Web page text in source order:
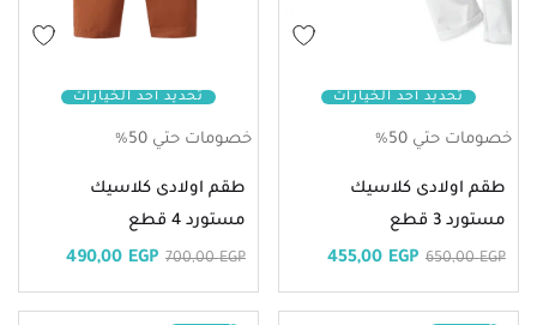
تحديد أحد الخيارات
خصومات حتي 50%
طقم اولادى كلاسيك
مستورد 3 قطع
650,00EGP
455,00 EGP
تحديد أحد الخيارات
خصومات حتي 50%
طقم اولادى كلاسيك
مستورد 4 قطع
700,00EGP
490,00 EGP